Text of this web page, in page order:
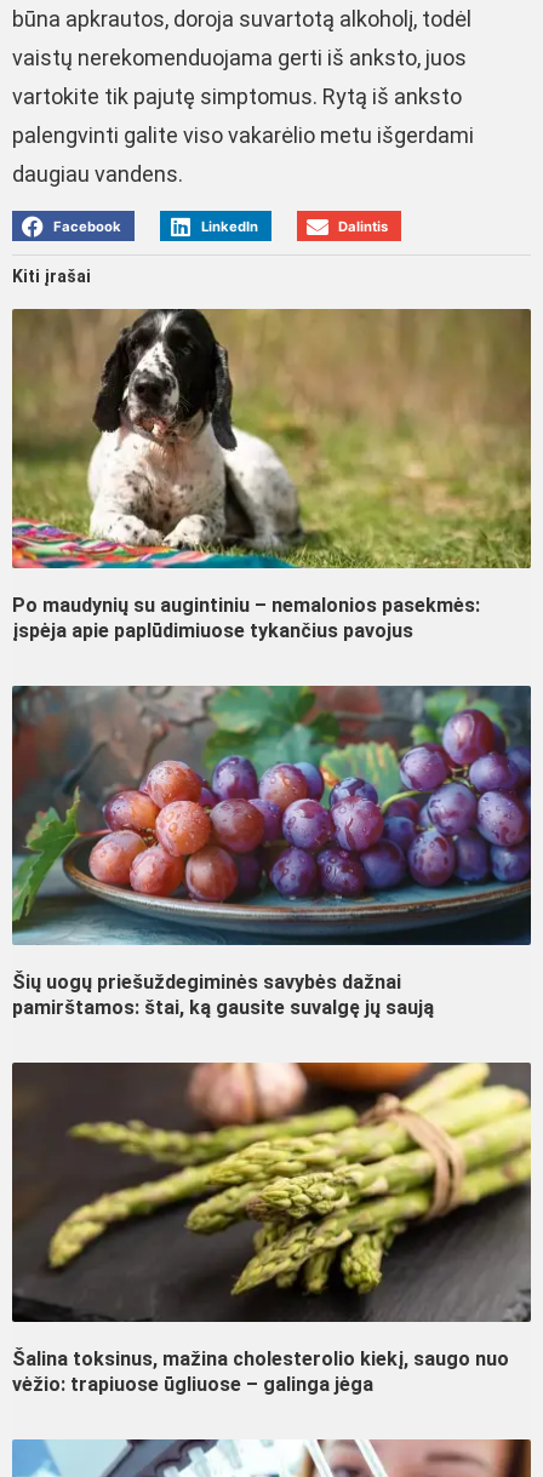
būna apkrautos, doroja suvartotą alkoholį, todėl
vaistų nerekomenduojama gerti iš anksto, juos
vartokite tik pajutę simptomus. Rytą iš anksto
palengvinti galite viso vakarėlio metu išgerdami
daugiau vandens.
Facebook LinkedIn Dalintis
Kiti įrašai
Po maudynių su augintiniu – nemalonios pasekmės:
įspėja apie paplūdimiuose tykančius pavojus
Šių uogų priešuždegiminės savybės dažnai
pamirštamos: štai, ką gausite suvalgę jų saują
Šalina toksinus, mažina cholesterolio kiekį, saugo nuo
vėžio: trapiuose ūgliuose – galinga jėga